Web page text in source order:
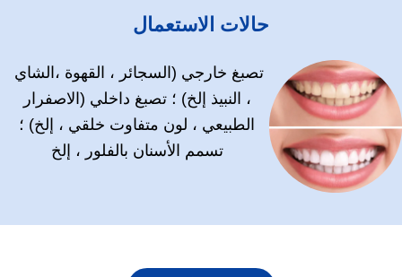
حالات الاستعمال
، النبيذ إلخ) ؛ تصبغ داخلي (الاصفرار
الطبيعي ، لون متفاوت خلقي ، إلخ) ؛
تسمم الأسنان بالفلور ، إلخ